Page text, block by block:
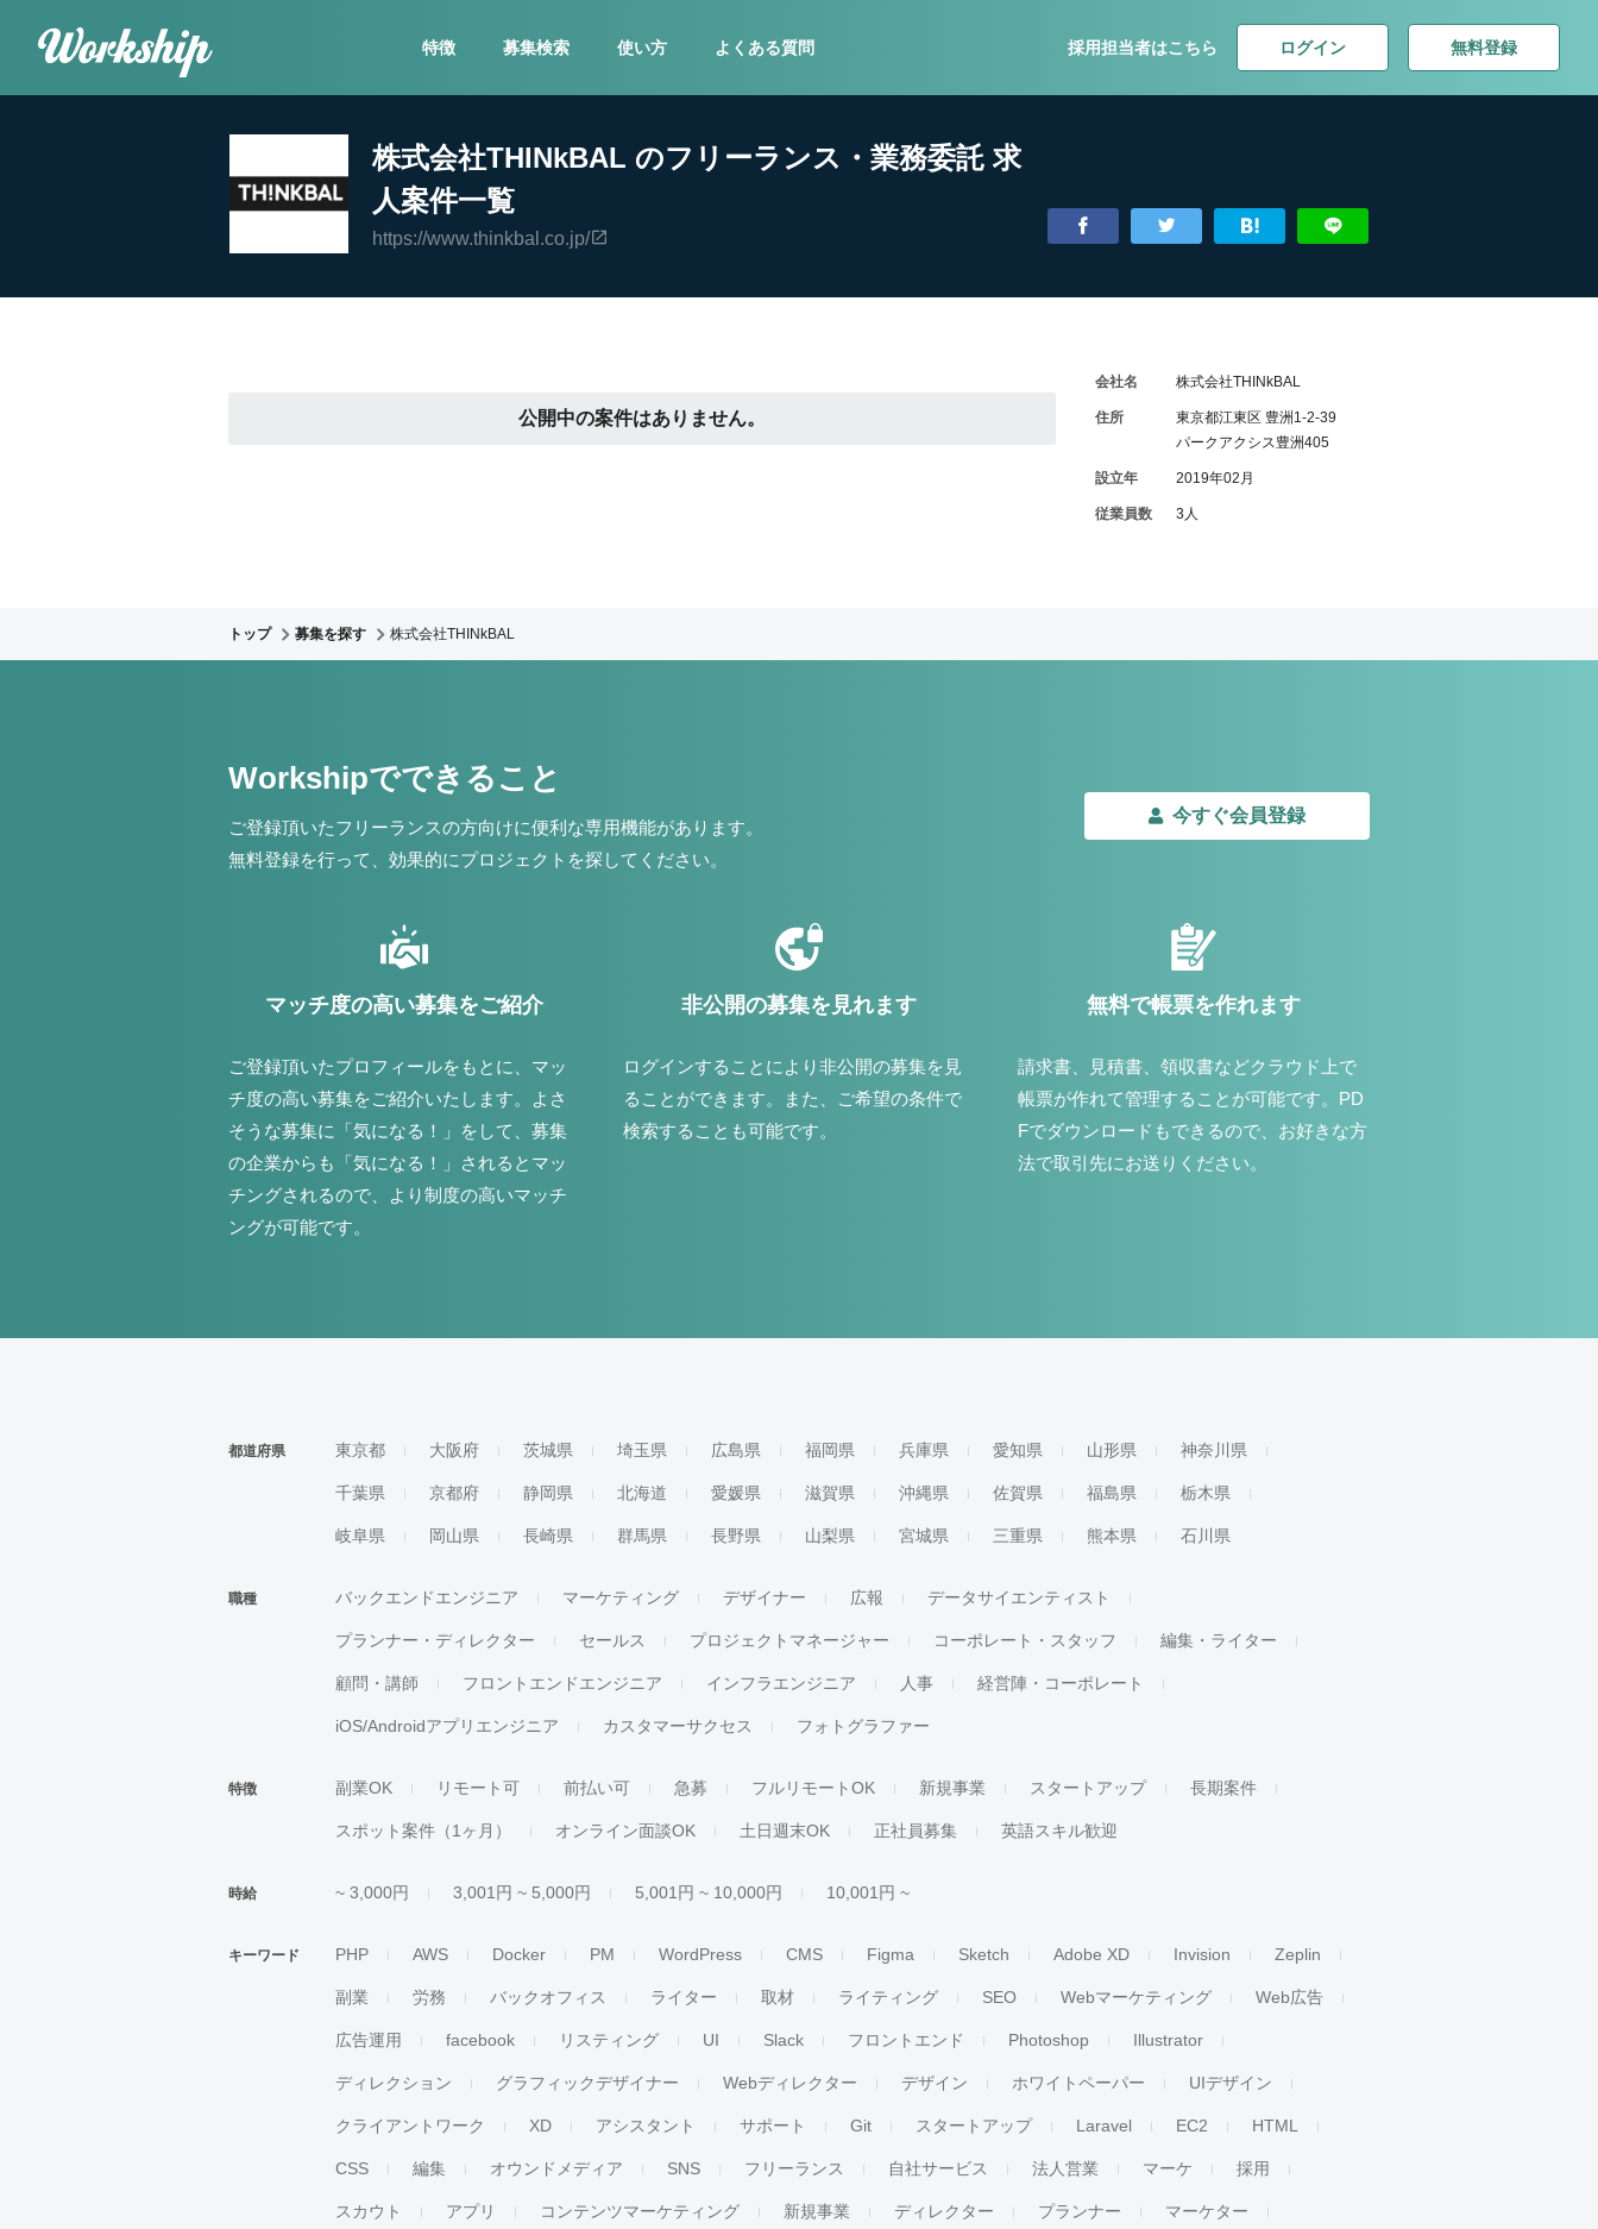
特徴 募集検索 使い方 よくある質問 採用担当者はこちら ログイン 無料登録
株式会社THINkBAL のフリーランス・業務委託 求
人案件一覧
https://www.thinkbal.co.jp/
公開中の案件はありません。
会社名 株式会社THINkBAL
住所
東京都江東区 豊洲1-2-39
パークアクシス豊洲405
設立年 2019年02月
従業員数 3人
トップ 募集を探す 株式会社THINkBAL
Workshipでできること
ご登録頂いたフリーランスの方向けに便利な専用機能があります。
無料登録を行って、効果的にプロジェクトを探してください。
今すぐ会員登録
マッチ度の高い募集をご紹介
ご登録頂いたプロフィールをもとに、マッ
チ度の高い募集をご紹介いたします。よさ
そうな募集に「気になる！」をして、募集
の企業からも「気になる！」されるとマッ
チングされるので、より制度の高いマッチ
ングが可能です。
非公開の募集を見れます
ログインすることにより非公開の募集を見
ることができます。また、ご希望の条件で
検索することも可能です。
無料で帳票を作れます
請求書、見積書、領収書などクラウド上で
帳票が作れて管理することが可能です。PD
Fでダウンロードもできるので、お好きな方
法で取引先にお送りください。
都道府県 東京都 大阪府 茨城県 埼玉県 広島県 福岡県 兵庫県 愛知県 山形県 神奈川県
千葉県 京都府 静岡県 北海道 愛媛県 滋賀県 沖縄県 佐賀県 福島県 栃木県
岐阜県 岡山県 長崎県 群馬県 長野県 山梨県 宮城県 三重県 熊本県 石川県
職種 バックエンドエンジニア マーケティング デザイナー 広報 データサイエンティスト
プランナー・ディレクター セールス プロジェクトマネージャー コーポレート・スタッフ 編集・ライター
顧問・講師 フロントエンドエンジニア インフラエンジニア 人事 経営陣・コーポレート
iOS/Androidアプリエンジニア カスタマーサクセス フォトグラファー
特徴 副業OK リモート可 前払い可 急募 フルリモートOK 新規事業 スタートアップ 長期案件
スポット案件（1ヶ月） オンライン面談OK 土日週末OK 正社員募集 英語スキル歓迎
時給 ~ 3,000円 3,001円 ~ 5,000円 5,001円 ~ 10,000円 10,001円 ~
キーワード PHP AWS Docker PM WordPress CMS Figma Sketch Adobe XD Invision Zeplin
副業 労務 バックオフィス ライター 取材 ライティング SEO Webマーケティング Web広告
広告運用 facebook リスティング UI Slack フロントエンド Photoshop Illustrator
ディレクション グラフィックデザイナー Webディレクター デザイン ホワイトペーパー UIデザイン
クライアントワーク XD アシスタント サポート Git スタートアップ Laravel EC2 HTML
CSS 編集 オウンドメディア SNS フリーランス 自社サービス 法人営業 マーケ 採用
スカウト アプリ コンテンツマーケティング 新規事業 ディレクター プランナー マーケター